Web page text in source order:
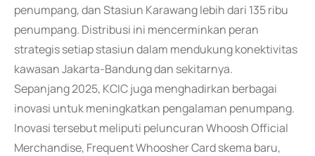
penumpang, dan Stasiun Karawang lebih dari 135 ribu
penumpang. Distribusi ini mencerminkan peran
strategis setiap stasiun dalam mendukung konektivitas
kawasan Jakarta-Bandung dan sekitarnya.
Sepanjang 2025, KCIC juga menghadirkan berbagai
inovasi untuk meningkatkan pengalaman penumpang.
Inovasi tersebut meliputi peluncuran Whoosh Official
Merchandise, Frequent Whoosher Card skema baru,